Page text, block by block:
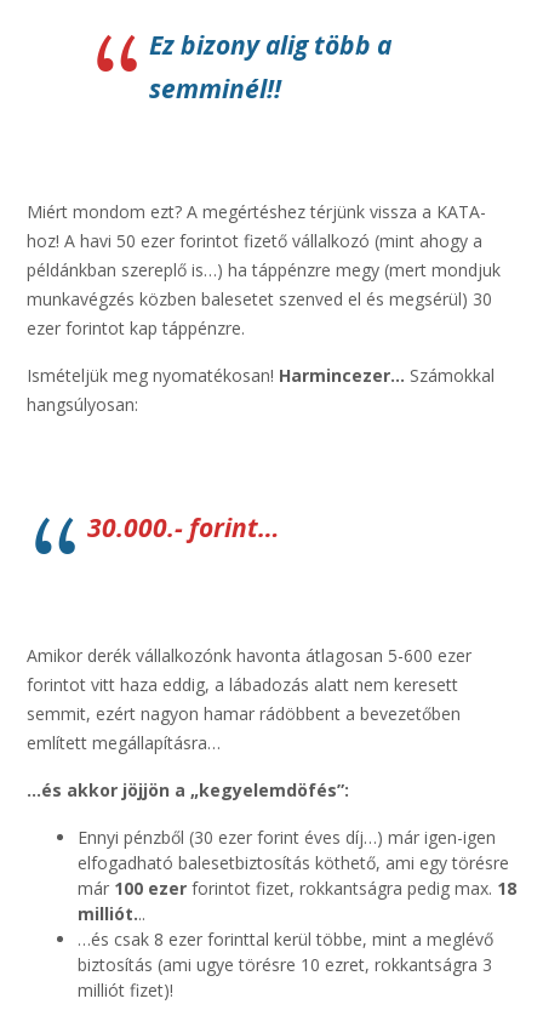
Ez bizony alig több a
semminél!!
Miért mondom ezt? A megértéshez térjünk vissza a KATA-
hoz! A havi 50 ezer forintot fizető vállalkozó (mint ahogy a
példánkban szereplő is…) ha táppénzre megy (mert mondjuk
munkavégzés közben balesetet szenved el és megsérül) 30
ezer forintot kap táppénzre.
Ismételjük meg nyomatékosan! Harmincezer… Számokkal
hangsúlyosan:
30.000.- forint…
Amikor derék vállalkozónk havonta átlagosan 5-600 ezer
forintot vitt haza eddig, a lábadozás alatt nem keresett
semmit, ezért nagyon hamar rádöbbent a bevezetőben
említett megállapításra…
…és akkor jöjjön a „kegyelemdöfés”:
Ennyi pénzből (30 ezer forint éves díj…) már igen-igen
elfogadható balesetbiztosítás köthető, ami egy törésre
már 100 ezer forintot fizet, rokkantságra pedig max. 18
milliót...
…és csak 8 ezer forinttal kerül többe, mint a meglévő
biztosítás (ami ugye törésre 10 ezret, rokkantságra 3
milliót fizet)!